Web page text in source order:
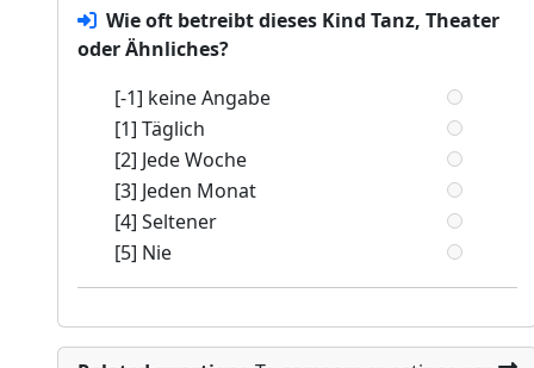
Wie oft betreibt dieses Kind Tanz, Theater
oder Ähnliches?
[-1] keine Angabe
[1] Täglich
[2] Jede Woche
[3] Jeden Monat
[4] Seltener
[5] Nie